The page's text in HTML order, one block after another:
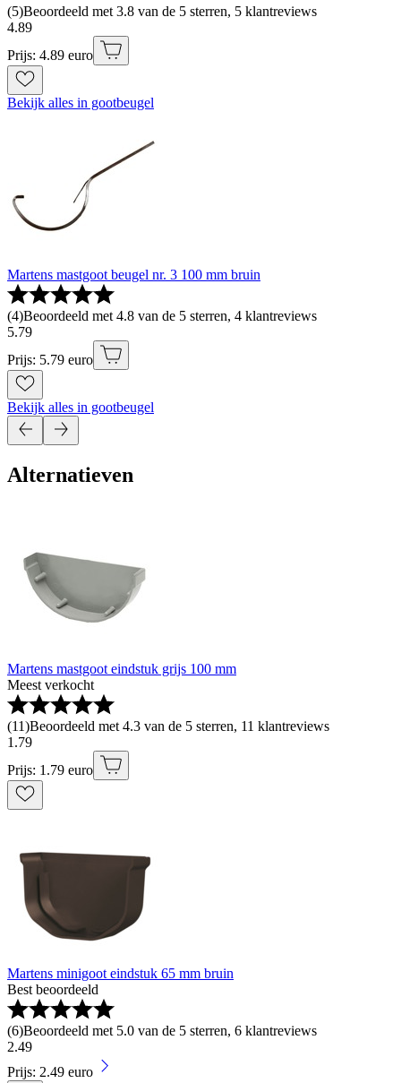
(5)Beoordeeld met 3.8 van de 5 sterren, 5 klantreviews
4.89
Prijs: 4.89 euro
Bekijk alles in gootbeugel
Martens mastgoot beugel nr. 3 100 mm bruin
(4)Beoordeeld met 4.8 van de 5 sterren, 4 klantreviews
5.79
Prijs: 5.79 euro
Bekijk alles in gootbeugel
Alternatieven
Martens mastgoot eindstuk grijs 100 mm
Meest verkocht
(11)Beoordeeld met 4.3 van de 5 sterren, 11 klantreviews
1 .79
Prijs: 1.79 euro
Martens minigoot eindstuk 65 mm bruin
Best beoordeeld
(6)Beoordeeld met 5.0 van de 5 sterren, 6 klantreviews
2.49
Prijs: 2.49 euro